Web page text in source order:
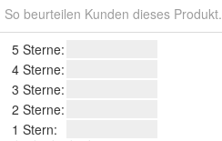
So beurteilen Kunden dieses Produkt.
5 Sterne:
4 Sterne:
3 Sterne:
2 Sterne:
1 Stern: